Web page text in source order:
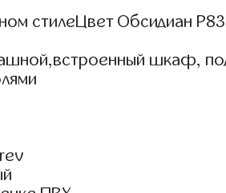
стилеЦвет Обсидиан
шкаф,